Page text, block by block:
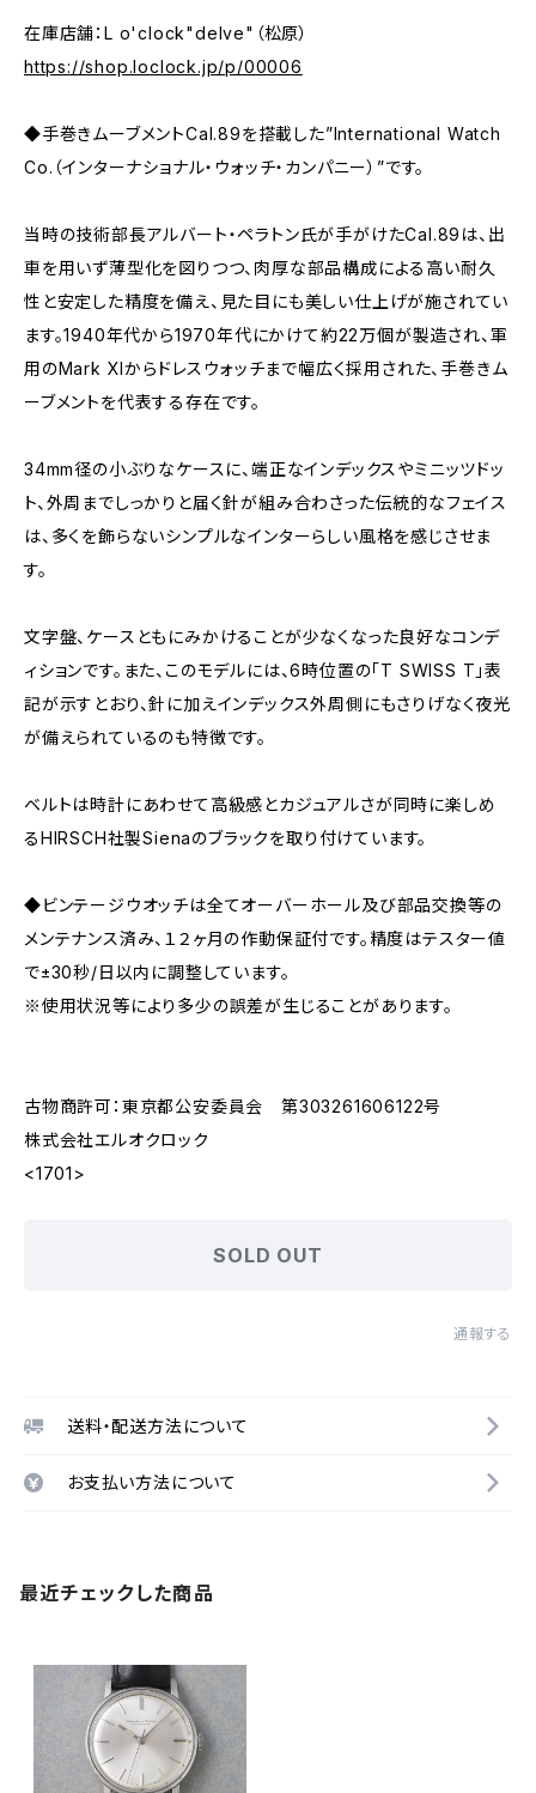
在庫店舗：L o'clock"delve"（松原）
https://shop.loclock.jp/p/00006
◆手巻きムーブメントCal.89を搭載した”International Watch
Co.（インターナショナル・ウォッチ・カンパニー）”です。
当時の技術部長アルバート・ペラトン氏が手がけたCal.89は、出
車を用いず薄型化を図りつつ、肉厚な部品構成による高い耐久
性と安定した精度を備え、見た目にも美しい仕上げが施されてい
ます。1940年代から1970年代にかけて約22万個が製造され、軍
用のMark XIからドレスウォッチまで幅広く採用された、手巻きム
ーブメントを代表する存在です。
34mm径の小ぶりなケースに、端正なインデックスやミニッツドッ
ト、外周までしっかりと届く針が組み合わさった伝統的なフェイス
は、多くを飾らないシンプルなインターらしい風格を感じさせま
す。
文字盤、ケースともにみかけることが少なくなった良好なコンデ
ィションです。また、このモデルには、6時位置の「T SWISS T」表
記が示すとおり、針に加えインデックス外周側にもさりげなく夜光
が備えられているのも特徴です。
ベルトは時計にあわせて高級感とカジュアルさが同時に楽しめ
るHIRSCH社製Sienaのブラックを取り付けています。
◆ビンテージウオッチは全てオーバーホール及び部品交換等の
メンテナンス済み、１２ヶ月の作動保証付です。精度はテスター値
で±30秒/日以内に調整しています。
※使用状況等により多少の誤差が生じることがあります。
古物商許可：東京都公安委員会 第303261606122号
株式会社エルオクロック
<1701>
SOLD OUT
通報する
送料・配送方法について
お支払い方法について
最近チェックした商品